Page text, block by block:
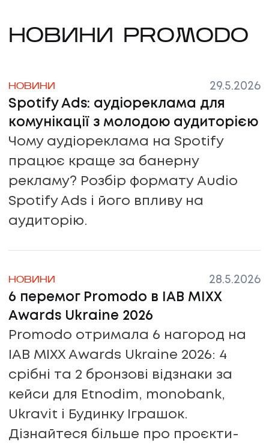
НОВИНИ PROMODO
НОВИНИ 29.5.2026
Spotify Ads: аудіореклама для
комунікації з молодою аудиторією
Чому аудіореклама на Spotify
працює краще за банерну
рекламу? Розбір формату Audio
Spotify Ads і його впливу на
аудиторію.
НОВИНИ 28.5.2026
6 перемог Promodo в IAB MIXX
Awards Ukraine 2026
Promodo отримала 6 нагород на
IAB MIXX Awards Ukraine 2026: 4
срібні та 2 бронзові відзнаки за
кейси для Etnodim, monobank,
Ukravit і Будинку Іграшок.
Дізнайтеся більше про проєкти-